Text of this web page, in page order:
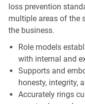
loss prevention
multiple areas of the
the business.
Role models
with internal and
Supports and
honesty, integrity,
Accurately rings